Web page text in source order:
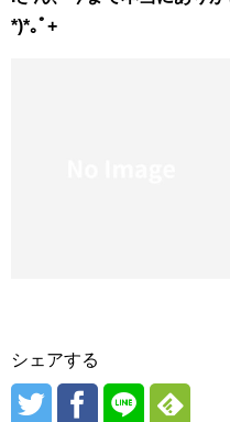
*)*｡ﾟ+
シェアする